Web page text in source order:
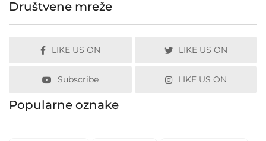
Društvene mreže
LIKE US ON LIKE US ON
Subscribe LIKE US ON
Popularne oznake